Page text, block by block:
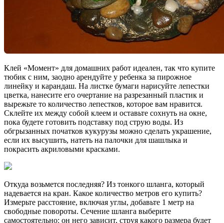
Клей «Момент» для домашних работ идеален, так что купите
тюбик с ним, заодно арендуйте у ребенка за пирожное
линейку и карандаш. На листке бумаги нарисуйте лепестки
цветка, нанесите его очертание на разрезанный пластик и
вырежьте то количество лепестков, которое вам нравится.
Склейте их между собой клеем и оставьте сохнуть на окне,
пока будете готовить подставку под струю воды. Из
обгрызанных початков кукурузы можно сделать украшение,
если их высушить, натеть на палочки для шашлыка и
покрасить акриловыми красками.
Откуда возьмется последняя? Из тонкого шланга, который
надевается на кран. Какое количество метров его купить?
Измерьте расстояние, включая углы, добавьте 1 метр на
свободные повороты. Сечение шланга выберите
самостоятельно: он него зависит, струя какого размера будет